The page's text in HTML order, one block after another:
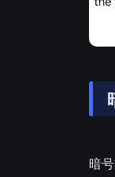
暗